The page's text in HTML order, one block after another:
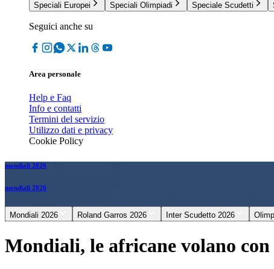
Speciali Europei
Speciali Olimpiadi Speciale Scudetti
Seguici anche su
Area personale
Help e Faq
Info e contatti
Termini del servizio
Utilizzo dati e privacy
Cookie Policy
mondiali 2026
mondiali 2026
Mondiali 2026 Roland Garros 2026 Inter Scudetto 2026
Mondiali, le africane volano